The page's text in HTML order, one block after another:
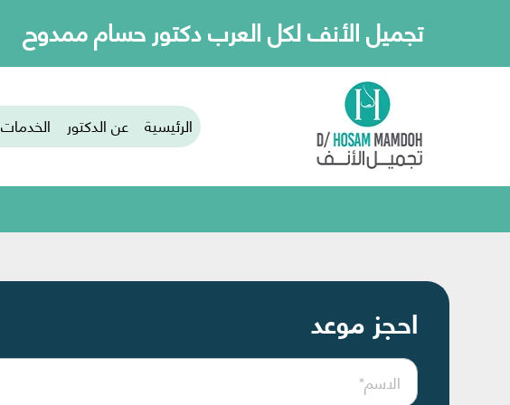
تجميل الأنف لكل العرب دكتور حسام ممدوح
الرئيسية عن الدكتور الخدمات
احجز موعد